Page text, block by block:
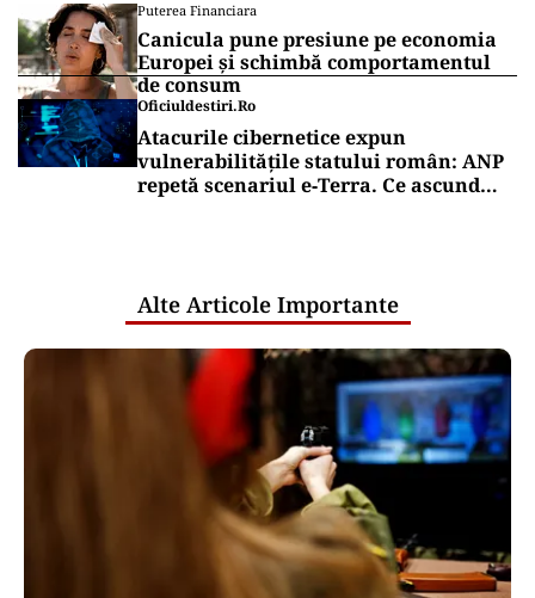
Puterea Financiara
Canicula pune presiune pe economia
Europei și schimbă comportamentul
de consum
Oficiuldestiri.ro
Atacurile cibernetice expun
vulnerabilitățile statului român: ANP
repetă scenariul e‑Terra. Ce ascund
Alte Articole Importante